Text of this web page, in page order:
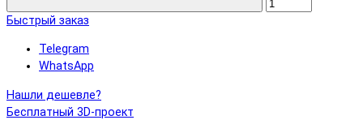
Быстрый заказ
Telegram
WhatsApp
Нашли дешевле?
Бесплатный 3D-проект